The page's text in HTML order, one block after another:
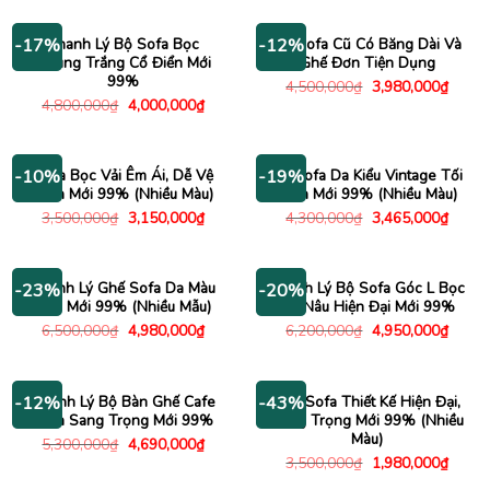
-17%Thanh Lý Bộ Sofa Bọc
Nhung Trắng Cổ Điển Mới
99%
4,800,000₫ Giá
gốc
4,000,000₫Giá
hiện
4,000,000₫.
-12%
Bộ Sofa Cũ Có Băng Dài Và
Ghế Đơn Tiện Dụng
4,500,000₫ Giá
gốc
3,980,000₫Giá
hiện
-10%
Sofa Bọc Vải Êm Ái, Dễ Vệ
Sinh Mới 99% (Nhiều Màu)
3,500,000₫ Giá
gốc
3,150,000₫Giá
hiện
3,150,000₫.
-19%
Bộ Sofa Da Kiểu Vintage Tối
Giản Mới 99% (Nhiều Màu)
4,300,000₫ Giá
gốc
3,465,000₫Giá
hiện
-23%
Thanh Lý Ghế Sofa Da Màu
Đẹp Mới 99% (Nhiều Mẫu)
6,500,000₫ Giá
gốc
4,980,000₫Giá
hiện
4,980,000₫.
-20%
Thanh Lý Bộ Sofa Góc L Bọc
Da Nâu Hiện Đại Mới 99%
6,200,000₫ Giá
gốc
4,950,000₫Giá
hiện
-12%
Thanh Lý Bộ Bàn Ghế Cafe
Sofa Sang Trọng Mới 99%
5,300,000₫ Giá
gốc
4,690,000₫Giá
hiện
-43%
Ghế Sofa Thiết Kế Hiện Đại,
Sang Trọng Mới 99% (Nhiều
Màu)
3,500,000₫ Giá
gốc
1,980,000₫Giá
hiện